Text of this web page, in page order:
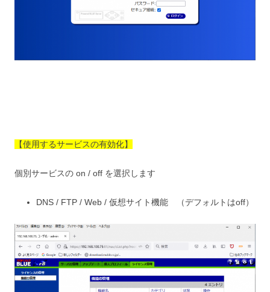
【使用するサービスの有効化】
個別サービスの on / off を選択します
DNS / FTP / Web / 仮想サイト機能 （デフォルトはoff）